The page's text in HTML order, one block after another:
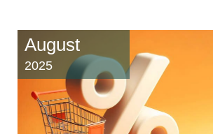
August
2025